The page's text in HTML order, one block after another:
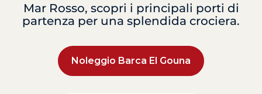
Mar Rosso, scopri i principali porti di
partenza per una splendida crociera.
Noleggio Barca El Gouna